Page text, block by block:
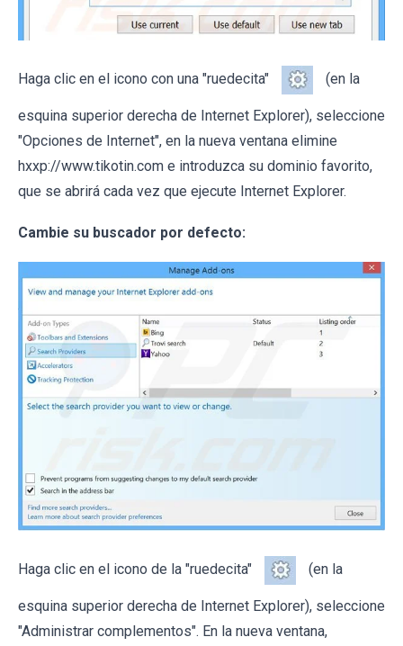
Haga clic en el icono con una "ruedecita" (en la
esquina superior derecha de Internet Explorer), seleccione
"Opciones de Internet", en la nueva ventana elimine
hxxp://www.tikotin.com e introduzca su dominio favorito,
que se abrirá cada vez que ejecute Internet Explorer.
Cambie su buscador por defecto:
Haga clic en el icono de la "ruedecita" (en la
esquina superior derecha de Internet Explorer), seleccione
"Administrar complementos". En la nueva ventana,